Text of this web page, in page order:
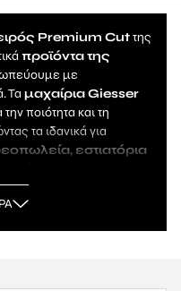
Premium Cutτης
προϊόντα της
με
Τα μαχαίρια Giesser
ποιότητα και τη
τα ιδανικά για
εστιατόρια